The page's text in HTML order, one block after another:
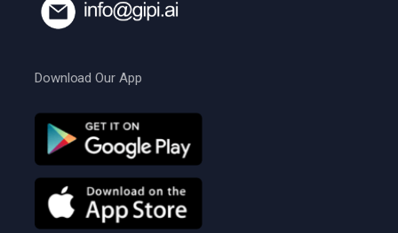
Download Our App